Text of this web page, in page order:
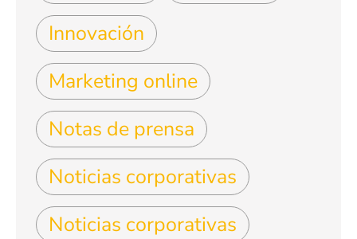
Innovación
Marketing online
Notas de prensa
Noticias corporativas
Noticias corporativas